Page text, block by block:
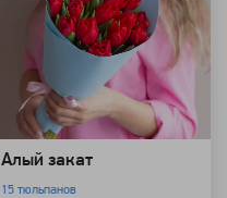
Алый закат
15 тюльпанов